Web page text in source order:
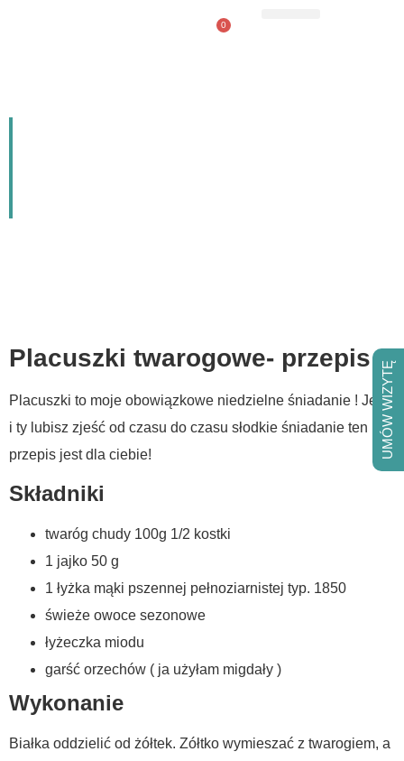
0
Placuszki twarogowe- przepis
Placuszki to moje obowiązkowe niedzielne śniadanie ! Jeśli
i ty lubisz zjeść od czasu do czasu słodkie śniadanie ten
przepis jest dla ciebie!
Składniki
twaróg chudy 100g 1/2 kostki
1 jajko 50 g
1 łyżka mąki pszennej pełnoziarnistej typ. 1850
świeże owoce sezonowe
łyżeczka miodu
garść orzechów ( ja użyłam migdały )
Wykonanie
Białka oddzielić od żółtek. Zółtko wymieszać z twarogiem, a
UMÓW WIZYTĘ